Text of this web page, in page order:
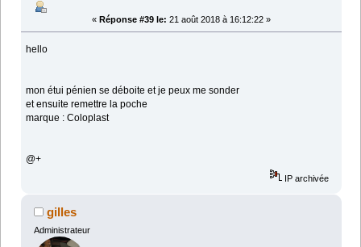
« Réponse #39 le: 21 août 2018 à 16:12:22 »
hello
mon étui pénien se déboite et je peux me sonder
et ensuite remettre la poche
marque : Coloplast
@+
IP archivée
gilles
Administrateur